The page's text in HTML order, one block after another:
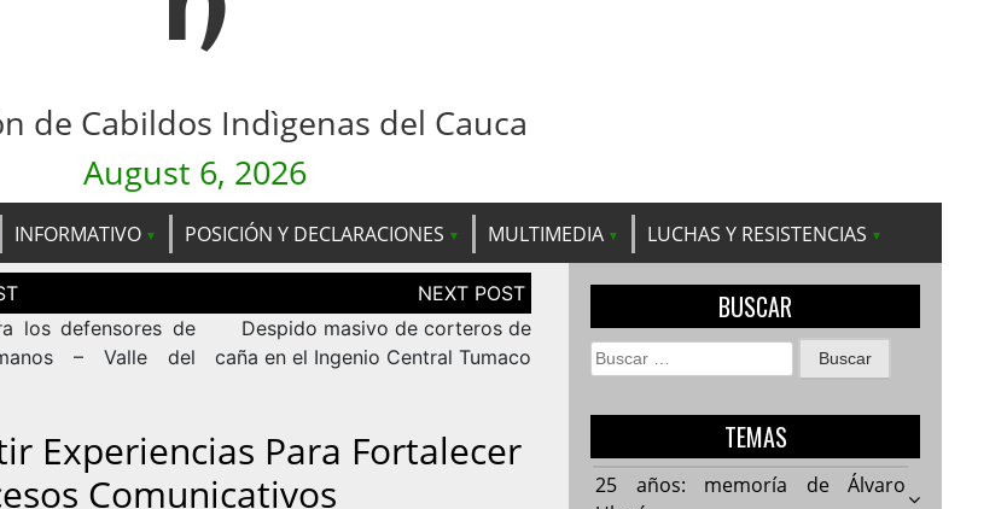
de Cabildos Indìgenas del Cauca
August 6, 2026
INFORMATIVO POSICIÓN Y DECLARACIONES MULTIMEDIA LUCHAS Y RESISTENCIAS
los defensores de
– Valle del
Despido masivo de corteros de
caña en el Ingenio Central Tumaco
Experiencias Para Fortalecer
Comunicativos
BUSCAR
Buscar:
TEMAS
25 años: memoría de Álvaro